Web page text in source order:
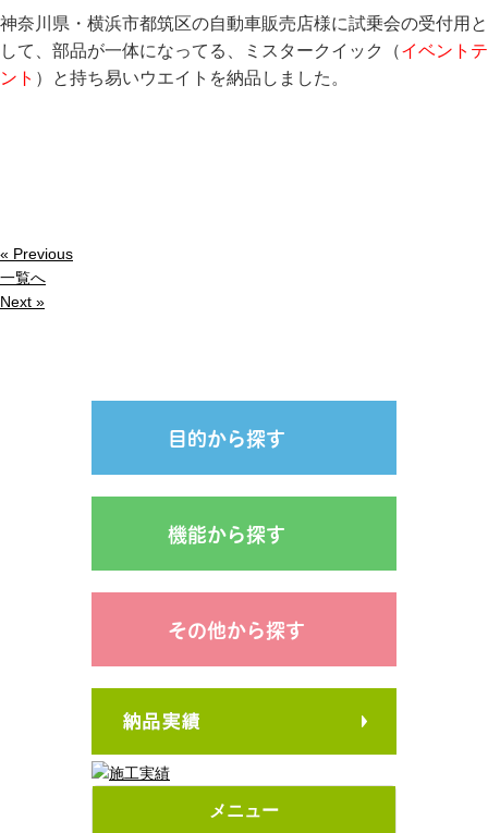
神奈川県・横浜市都筑区の自動車販売店様に試乗会の受付用と
して、部品が一体になってる、ミスタークイック（イベントテ
ント ）と持ち易いウエイトを納品しました。
« Previous
一覧へ
Next »
目的から探す
機能から探す
その他から探す
メニュー